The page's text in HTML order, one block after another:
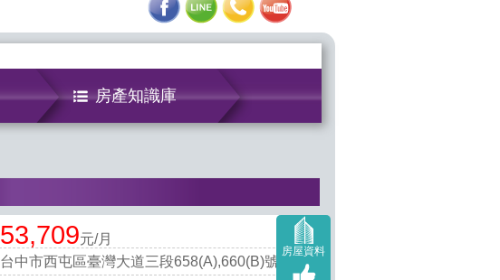
房產知識庫
房屋資料
53,709元/月
台中市西屯區臺灣大道三段658(A),660(B)號